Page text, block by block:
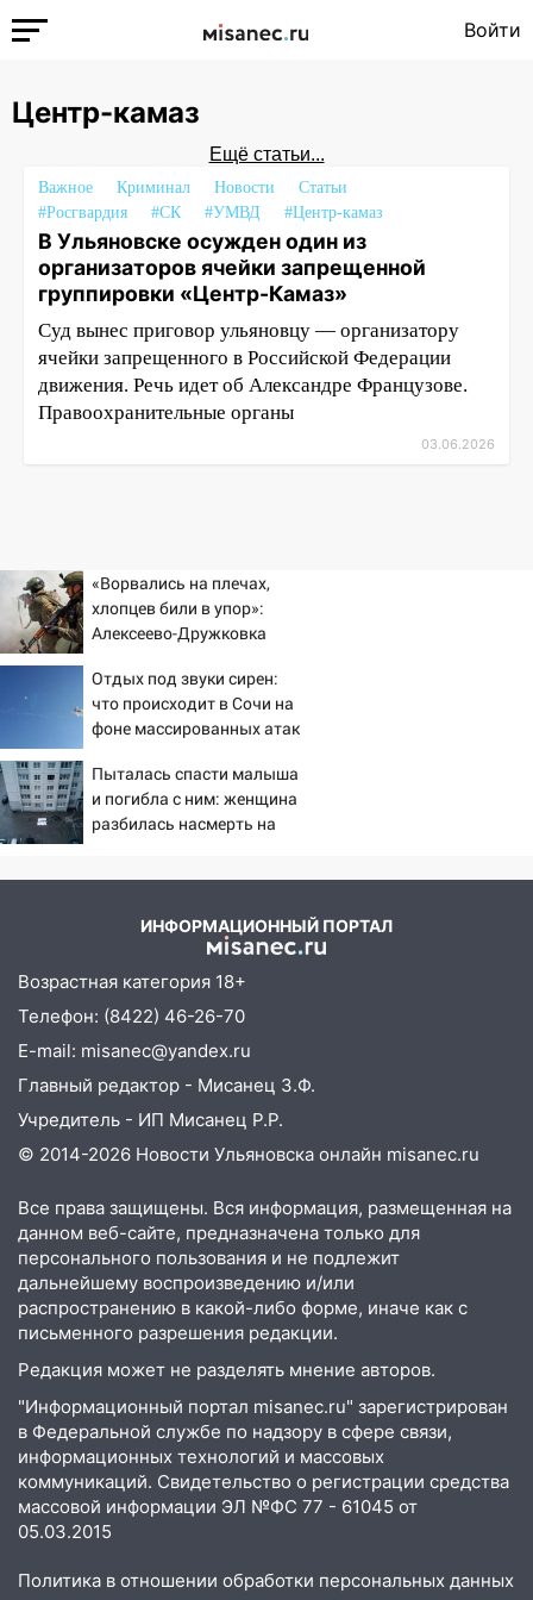
Войти
Центр-камаз
Ещё статьи...
Важное Криминал Новости
Статьи
#Росгвардия
#СК #УМВД #Центр-камаз
В Ульяновске осужден один из
организаторов ячейки запрещенной
группировки «Центр-Камаз»
Суд вынес приговор ульяновцу — организатору
ячейки запрещенного в Российской Федерации
движения. Речь идет об Александре Французове.
Правоохранительные органы
03.06.2026
«Ворвались на плечах,
хлопцев били в упор»:
Алексеево-Дружковка
«птах Мадьяра»
Отдых под звуки сирен:
что происходит в Сочи на
фоне массированных атак
Пыталась спасти малыша
и погибла с ним: женщина
разбилась насмерть на
ИНФОРМАЦИОННЫЙ ПОРТАЛ
Возрастная категория 18+
Телефон: (8422) 46-26-70
E-mail: misanec@yandex.ru
Главный редактор - Мисанец З.Ф.
Учредитель - ИП Мисанец Р.Р.
© 2014-2026 Новости Ульяновска онлайн misanec.ru
Все права защищены. Вся информация, размещенная на
данном веб-сайте, предназначена только для
персонального пользования и не подлежит
дальнейшему воспроизведению и/или
распространению в какой-либо форме, иначе как с
письменного разрешения редакции.
Редакция может не разделять мнение авторов.
"Информационный портал misanec.ru" зарегистрирован
в Федеральной службе по надзору в сфере связи,
информационных технологий и массовых
коммуникаций. Свидетельство о регистрации средства
массовой информации ЭЛ №ФС 77 - 61045 от
05.03.2015
Политика в отношении обработки персональных данных